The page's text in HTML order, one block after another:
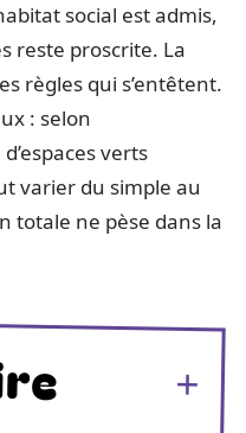
social est admis,
reste proscrite. La
règles qui s’entêtent.
: selon
verts
varier du simple au
totale ne pèse dans la